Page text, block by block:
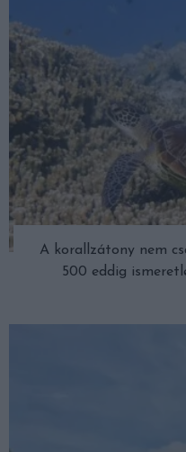
A korallzátony nem
500 eddig